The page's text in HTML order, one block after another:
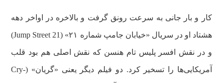
کار و بار جانی به سرعت رونق گرفت و بالاخره در اواخر دهه
هشتاد او در سریال «خیابان جامپ شماره ۲۱» (21 Jump Street)
و در نقش افسر پلیس تام هنسن که نقش اصلی هم بود قلب
آمریکایی‌ها را تسخیر کرد. دو فیلم دیگر یعنی «گریان» (Cry-